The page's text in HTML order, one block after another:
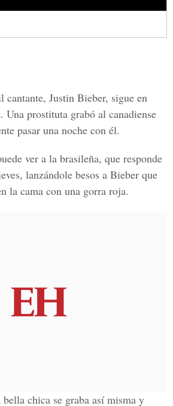
Justin Bieber, sigue en
Una prostituta grabó al canadiense
pasar una noche con él.
ver a la brasileña, que responde
lanzándole besos a Bieber que
la cama con una gorra roja.
chica se graba así misma y